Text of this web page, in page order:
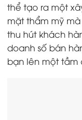
thể tạo ra một
mặt thẩm mỹ
thu hút khách
doanh số bán
bạn lên một tầm